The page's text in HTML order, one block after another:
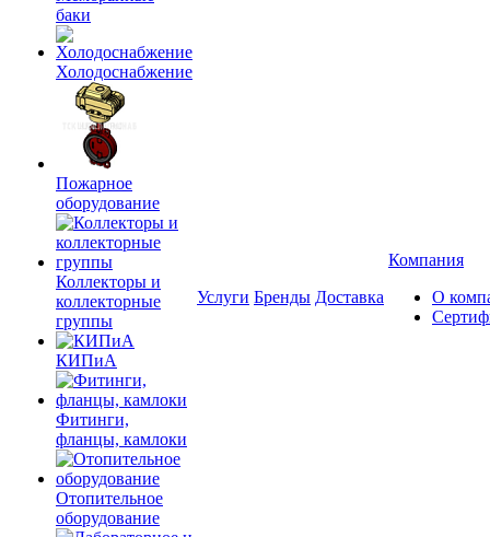
баки
Холодоснабжение
Пожарное
оборудование
Коллекторы и
коллекторные
группы
КИПиА
Фитинги,
фланцы, камлоки
Отопительное
оборудование
Услуги Бренды Доставка
Компания
О